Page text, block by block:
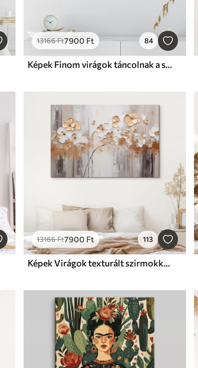
13166Ft7900 Ft 84
Képek Finom virágok táncolnak a szélben
13166Ft7900 Ft 113
Képek Virágok texturált szirmokkal, lágy, tompa háttérrel, absztrakt színfoltokkal és függőleges vonalakkal